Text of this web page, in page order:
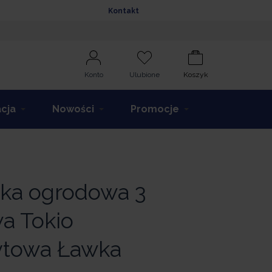
Kontakt
Konto Ulubione Koszyk
Nowości Promocje
ogrodowa 3
Tokio
Ławka